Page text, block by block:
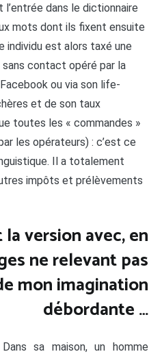
dans le dictionnaire
mots dont ils fixent ensuite
individu est alors taxé une
sans contact opéré par la
ou via son life-
et de son taux
toutes les « commandes »
les opérateurs) : c’est ce
Il a totalement
impôts et prélèvements
version avec, en
ne relevant pas
mon imagination
débordante …
sa maison, un homme